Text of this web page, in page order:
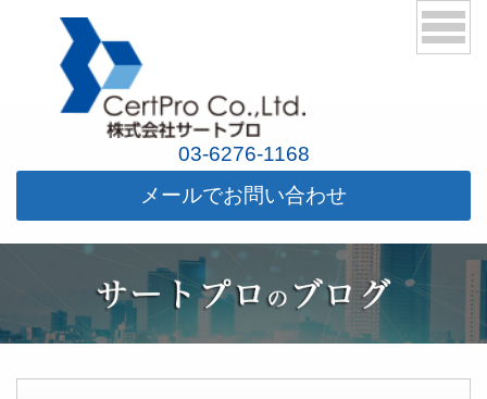
03-6276-1168
メールでお問い合わせ